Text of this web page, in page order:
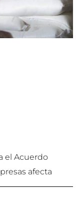
el Acuerdo
afecta